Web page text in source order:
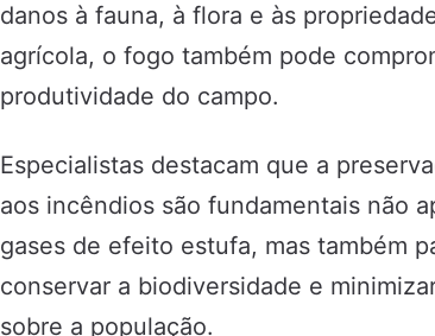
danos à fauna, à flora e às
agrícola, o fogo também pode
produtividade do campo.
Especialistas destacam que a
aos incêndios são fundamentais não
gases de efeito estufa, mas também
conservar a biodiversidade e
sobre a população.